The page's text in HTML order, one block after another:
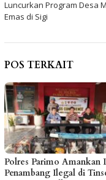
Luncurkan Program Desa
Emas di Sigi
POS TERKAIT
Polres Parimo Amankan
Penambang Ilegal di